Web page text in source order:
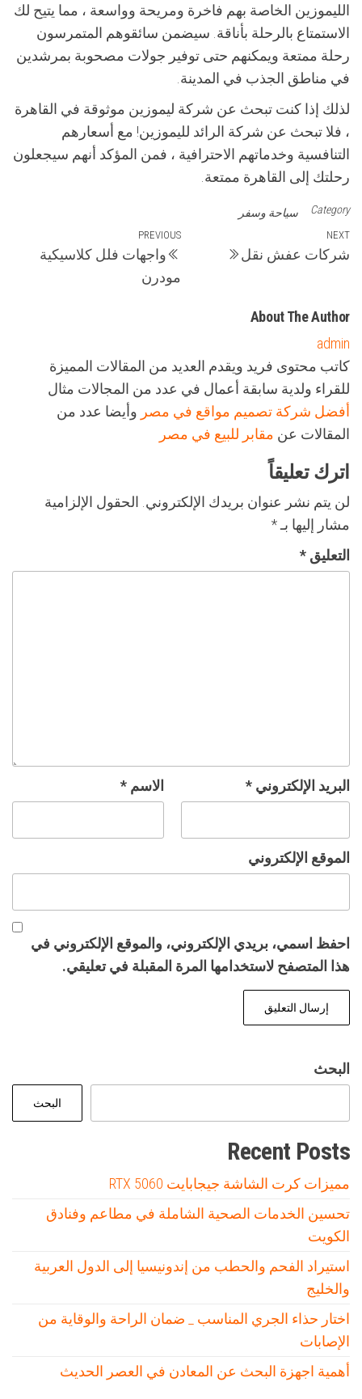
الليموزين الخاصة بهم فاخرة ومريحة وواسعة ، مما يتيح لك
الاستمتاع بالرحلة بأناقة. سيضمن سائقوهم المتمرسون
رحلة ممتعة ويمكنهم حتى توفير جولات مصحوبة بمرشدين
في مناطق الجذب في المدينة.
لذلك إذا كنت تبحث عن شركة ليموزين موثوقة في القاهرة
، فلا تبحث عن شركة الرائد لليموزين! مع أسعارهم
التنافسية وخدماتهم الاحترافية ، فمن المؤكد أنهم سيجعلون
رحلتك إلى القاهرة ممتعة.
Category سياحة وسفر
تصفّح
المقالات
Previous
Post
PREVIOUS
واجهات فلل كلاسيكية
مودرن
Next
Post
NEXT
شركات عفش نقل
About The Author
admin
كاتب محتوى فريد ويقدم العديد من المقالات المميزة
للقراء ولدية سابقة أعمال في عدد من المجالات مثال
أفضل شركة تصميم مواقع في مصر وأيضا عدد من
المقالات عن مقابر للبيع في مصر
اترك تعليقاً
لن يتم نشر عنوان بريدك الإلكتروني. الحقول الإلزامية
مشار إليها بـ*
التعليق *
الاسم * البريد الإلكتروني *
الموقع الإلكتروني
احفظ اسمي، بريدي الإلكتروني، والموقع الإلكتروني في
هذا المتصفح لاستخدامها المرة المقبلة في تعليقي.
البحث
البحث
Recent Posts
مميزات كرت الشاشة جيجابايت RTX 5060
تحسين الخدمات الصحية الشاملة في مطاعم وفنادق
الكويت
استيراد الفحم والحطب من إندونيسيا إلى الدول العربية
والخليج
اختار حذاء الجري المناسب _ ضمان الراحة والوقاية من
الإصابات
أهمية اجهزة البحث عن المعادن في العصر الحديث